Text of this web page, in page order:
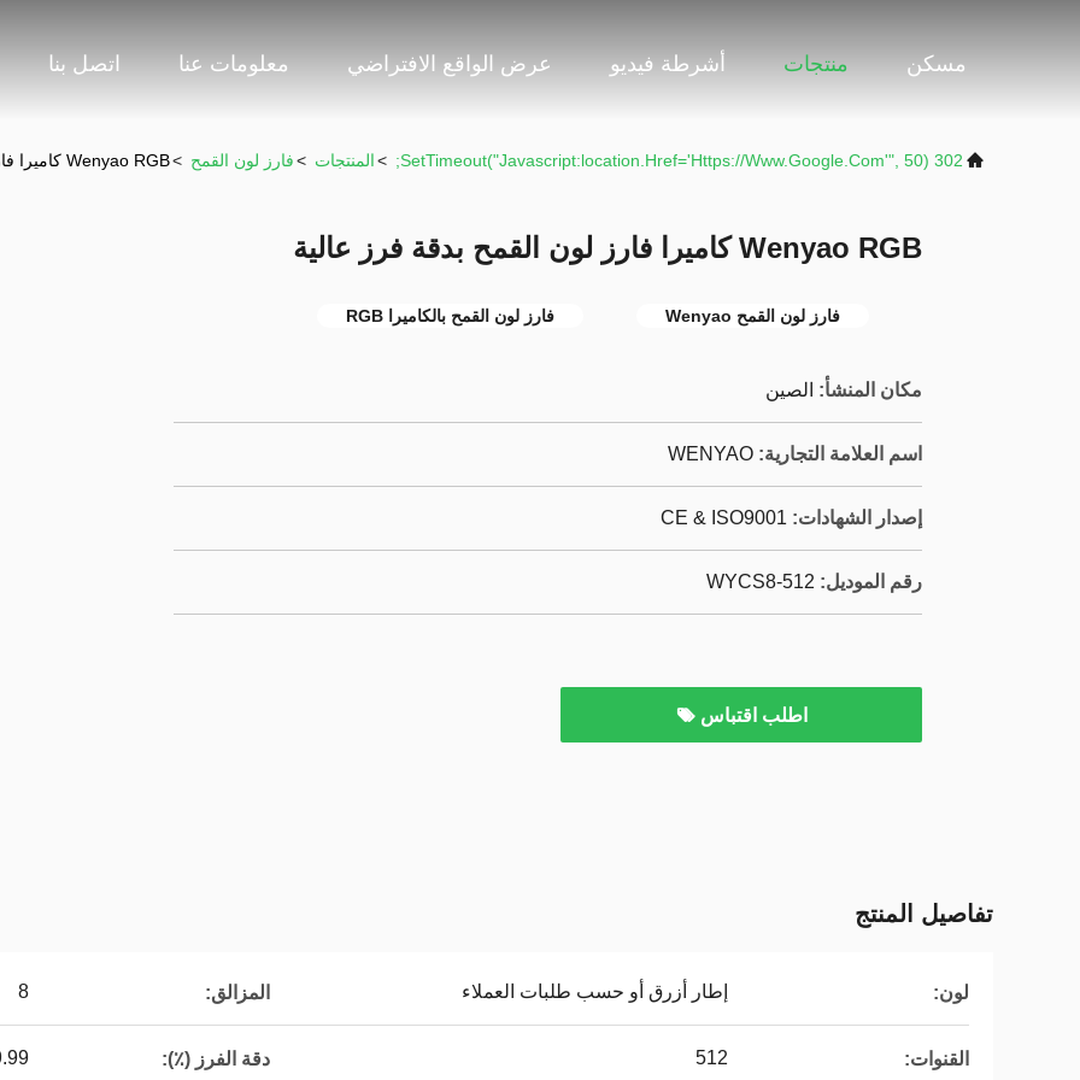
مسكن منتجات أشرطة فيديو عرض الواقع الافتراضي معلومات عنا اتصل بنا
302 SetTimeout("javascript:location.href='https://www.google.com'", 50);
>المنتجات >فارز لون القمح >Wenyao RGB كاميرا فارز لون القمح بدقة فرز عالية
Wenyao RGB كاميرا فارز لون القمح بدقة فرز عالية
فارز لون القمح Wenyao فارز لون القمح بالكاميرا RGB
مكان المنشأ: الصين
اسم العلامة التجارية: WENYAO
إصدار الشهادات: CE & ISO9001
رقم الموديل: WYCS8-512
اطلب اقتباس
تفاصيل المنتج
لون: إطار أزرق أو حسب طلبات العملاء المزالق: 8
القنوات: 512 دقة الفرز (٪): 99.99 ينًا